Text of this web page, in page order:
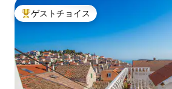
大好評のゲストチョイスです。
ゲストチョイス